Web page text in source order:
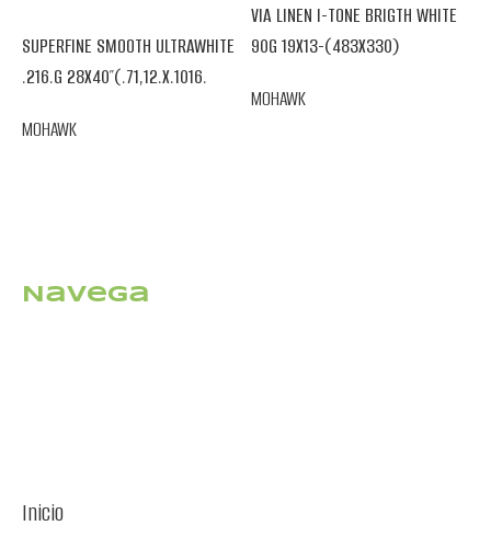
SUPERFINE SMOOTH ULTRAWHITE
.216.G 28X40″(.71,12.X.1016.
MOHAWK
VIA LINEN I-TONE BRIGTH WHITE
90G 19X13-(483X330)
MOHAWK
Navega
Inicio